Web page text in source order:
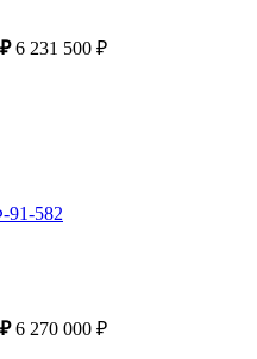
6 231 500 ₽
91-582
6 270 000 ₽